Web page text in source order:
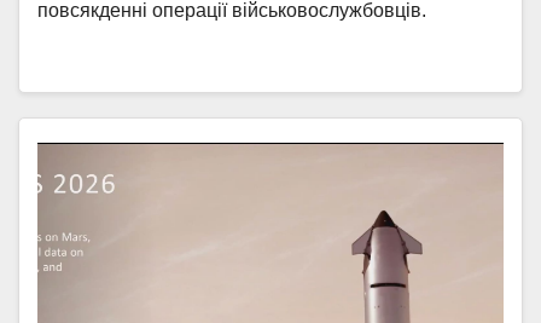
повсякденні операції військовослужбовців.